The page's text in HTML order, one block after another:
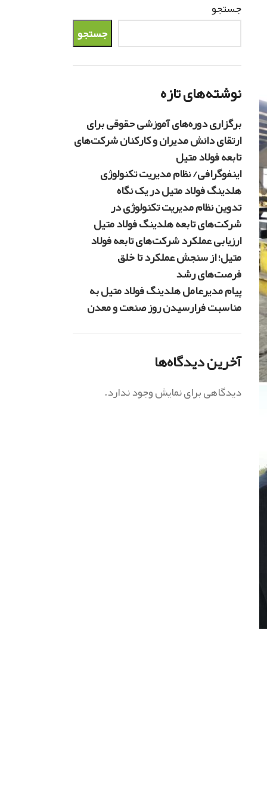
جستجو
جستجو
نوشته‌های تازه
برگزاری دوره‌های آموزشی حقوقی برای
ارتقای دانش مدیران و کارکنان شرکت‌های
تابعه فولاد متیل
اینفوگرافی/ نظام مدیریت تکنولوژی
هلدینگ فولاد متیل در یک نگاه
تدوین نظام مدیریت تکنولوژی در
شرکت‌های تابعه هلدینگ فولاد متیل
ارزیابی عملکرد شرکت‌های تابعه فولاد
متیل؛ از سنجش عملکرد تا خلق
فرصت‌های رشد
پیام مدیرعامل هلدینگ فولاد متیل به
مناسبت فرارسیدن روز صنعت و معدن
آخرین دیدگاه‌ها
دیدگاهی برای نمایش وجود ندارد.